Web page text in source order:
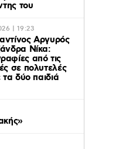
του
| 19:23
Αργυρός
Νίκα:
από τις
σε πολυτελές
τα δύο παιδιά